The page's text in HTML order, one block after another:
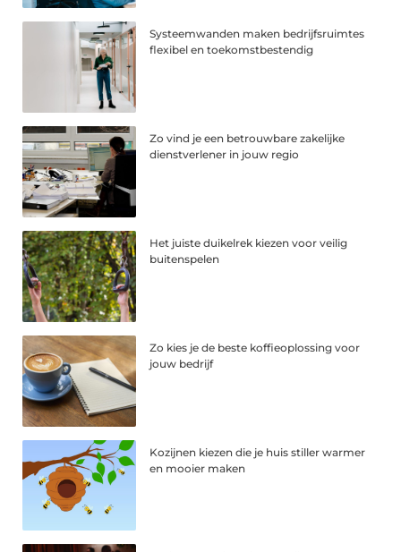
Systeemwanden maken bedrijfsruimtes
flexibel en toekomstbestendig
Zo vind je een betrouwbare zakelijke
dienstverlener in jouw regio
Het juiste duikelrek kiezen voor veilig
buitenspelen
Zo kies je de beste koffieoplossing voor
jouw bedrijf
Kozijnen kiezen die je huis stiller warmer
en mooier maken